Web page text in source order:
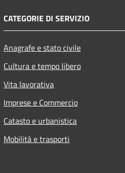
CATEGORIE DI SERVIZIO
Anagrafe e stato civile
Cultura e tempo libero
Vita lavorativa
Imprese e Commercio
Catasto e urbanistica
Mobilità e trasporti